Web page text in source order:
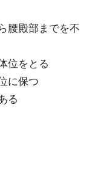
腰殿部までを不
位をとる
に保つ
る